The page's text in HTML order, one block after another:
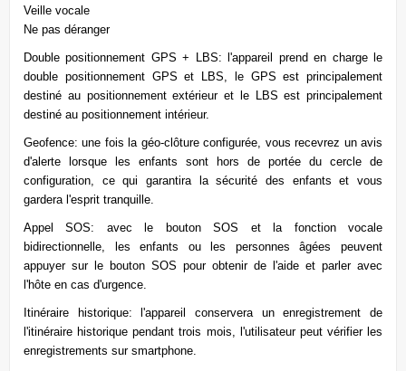
Veille vocale
Ne pas déranger
Double positionnement GPS + LBS: l'appareil prend en charge le
double positionnement GPS et LBS, le GPS est principalement
destiné au positionnement extérieur et le LBS est principalement
destiné au positionnement intérieur.
Geofence: une fois la géo-clôture configurée, vous recevrez un avis
d'alerte lorsque les enfants sont hors de portée du cercle de
configuration, ce qui garantira la sécurité des enfants et vous
gardera l'esprit tranquille.
Appel SOS: avec le bouton SOS et la fonction vocale
bidirectionnelle, les enfants ou les personnes âgées peuvent
appuyer sur le bouton SOS pour obtenir de l'aide et parler avec
l'hôte en cas d'urgence.
Itinéraire historique: l'appareil conservera un enregistrement de
l'itinéraire historique pendant trois mois, l'utilisateur peut vérifier les
enregistrements sur smartphone.